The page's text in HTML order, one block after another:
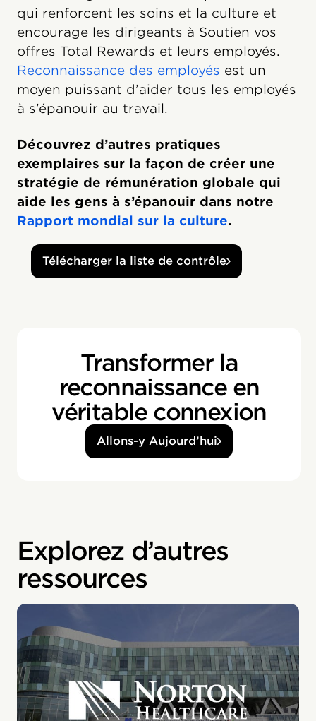
qui renforcent les soins et la culture et
encourage les dirigeants à Soutien vos
offres Total Rewards et leurs employés.
Reconnaissance des employés est un
moyen puissant d’aider tous les employés
à s’épanouir au travail.
Découvrez d’autres pratiques
exemplaires sur la façon de créer une
stratégie de rémunération globale qui
aide les gens à s’épanouir dans notre
Rapport mondial sur la culture.
Télécharger la liste de contrôle
Transformer la
reconnaissance en
véritable connexion
Allons-y Aujourd’hui
Explorez d’autres
ressources